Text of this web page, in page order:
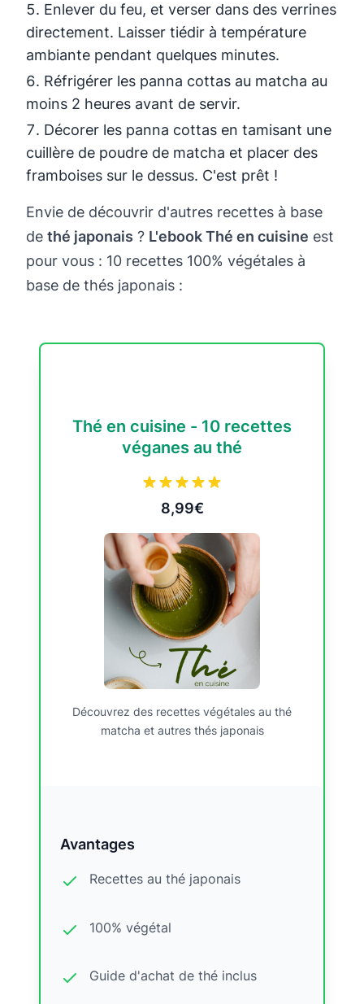
Enlever du feu, et verser dans des verrines
directement. Laisser tiédir à température
ambiante pendant quelques minutes.
Réfrigérer les panna cottas au matcha au
moins 2 heures avant de servir.
Décorer les panna cottas en tamisant une
cuillère de poudre de matcha et placer des
framboises sur le dessus. C'est prêt !
Envie de découvrir d'autres recettes à base
de thé japonais ? L'ebook Thé en cuisine est
pour vous : 10 recettes 100% végétales à
base de thés japonais :
Thé en cuisine - 10 recettes
véganes au thé
8,99€
Découvrez des recettes végétales au thé
matcha et autres thés japonais
Avantages
Recettes au thé japonais
100% végétal
Guide d'achat de thé inclus